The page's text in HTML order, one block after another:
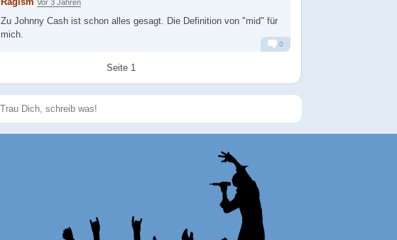
Vor 3 Jahren
Zu Johnny Cash ist schon alles gesagt. Die Definition von "mid" für
mich.
0
Seite 1
Speichern